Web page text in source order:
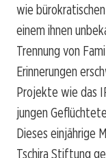
wie
einem ihnen
Trennung von
Erinnerungen
Projekte wie das
jungen
Dieses einjährige
Tschira Stiftung